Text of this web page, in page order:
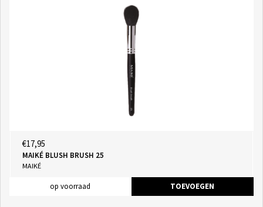
€17,95
MAIKÉ BLUSH BRUSH 25
MAIKÉ
op voorraad TOEVOEGEN